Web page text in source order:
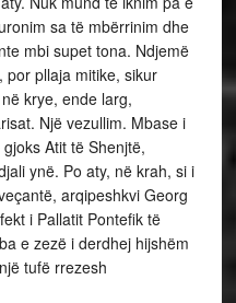
sa të mbërrinim dhe
mbi supet tona. Ndjemë
por pllaja mitike, sikur
krye, ende larg,
Një vezullim. Mbase i
Atit të Shenjtë,
ynë. Po aty, në krah, si i
arqipeshkvi Georg
i Pallatit Pontefik të
e zezë i derdhej hijshëm
tufë rrezesh